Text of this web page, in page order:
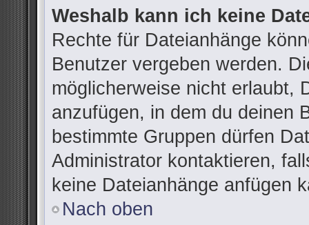
Weshalb kann ich keine
Rechte für Dateianhänge
Benutzer vergeben werden.
möglicherweise nicht erlaubt,
anzufügen, in dem du deinen
bestimmte Gruppen dürfen
Administrator kontaktieren,
keine Dateianhänge anfügen
Nach oben